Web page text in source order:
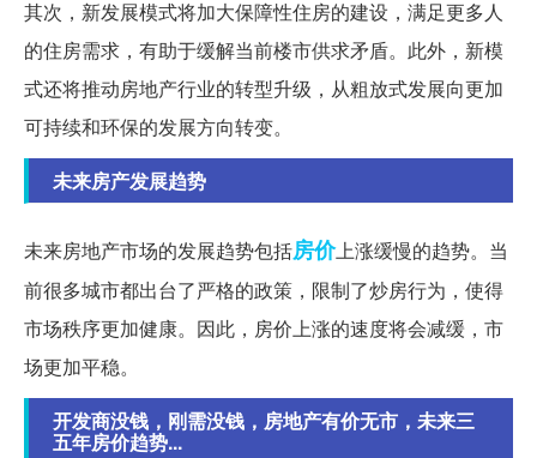
其次，新发展模式将加大保障性住房的建设，满足更多人
的住房需求，有助于缓解当前楼市供求矛盾。此外，新模
式还将推动房地产行业的转型升级，从粗放式发展向更加
可持续和环保的发展方向转变。
未来房产发展趋势
未来房地产市场的发展趋势包括房价上涨缓慢的趋势。当
前很多城市都出台了严格的政策，限制了炒房行为，使得
市场秩序更加健康。因此，房价上涨的速度将会减缓，市
场更加平稳。
开发商没钱，刚需没钱，房地产有价无市，未来三
五年房价趋势...